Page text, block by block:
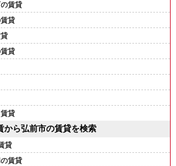
賃貸
貸
貸
貸
から弘前市の賃貸を検索
貸
賃貸